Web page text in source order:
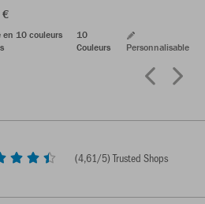
en 10 couleurs
10
Couleurs
Personnalisable
(4,61/5) Trusted Shops